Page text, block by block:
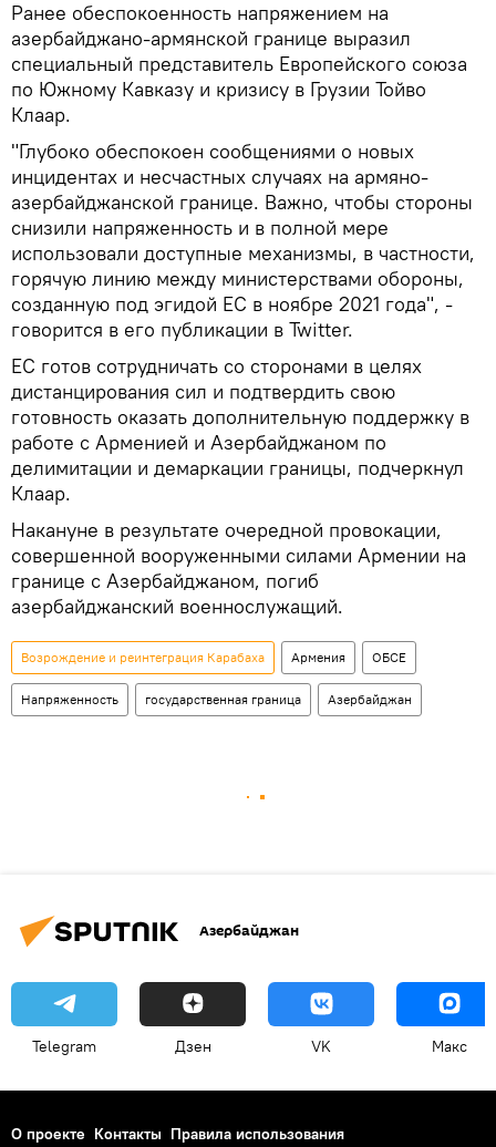
Ранее обеспокоенность напряжением на
азербайджано-армянской границе выразил
специальный представитель Европейского союза
по Южному Кавказу и кризису в Грузии Тойво
Клаар.
"Глубоко обеспокоен сообщениями о новых
инцидентах и несчастных случаях на армяно-
азербайджанской границе. Важно, чтобы стороны
снизили напряженность и в полной мере
использовали доступные механизмы, в частности,
горячую линию между министерствами обороны,
созданную под эгидой ЕС в ноябре 2021 года", -
говорится в его публикации в Twitter.
ЕС готов сотрудничать со сторонами в целях
дистанцирования сил и подтвердить свою
готовность оказать дополнительную поддержку в
работе с Арменией и Азербайджаном по
делимитации и демаркации границы, подчеркнул
Клаар.
Накануне в результате очередной провокации,
совершенной вооруженными силами Армении на
границе с Азербайджаном, погиб
азербайджанский военнослужащий.
Возрождение и реинтеграция Карабаха Армения ОБСЕ
Напряженность государственная граница Азербайджан
Азербайджан
Telegram Дзен VK Макс
О проекте Контакты Правила использования